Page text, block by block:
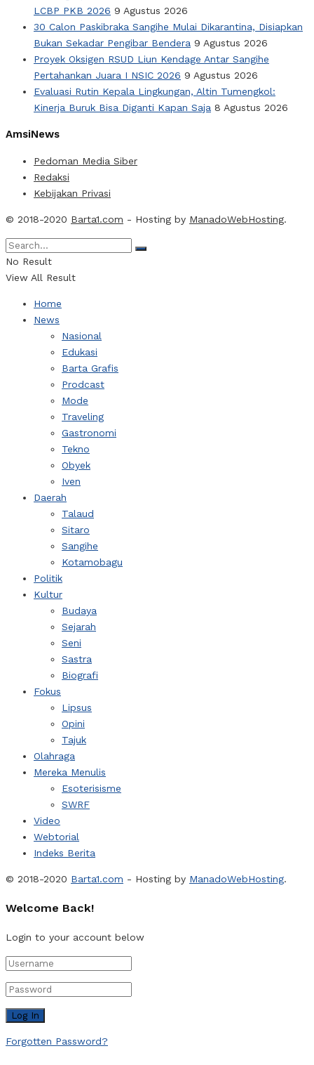
LCBP PKB 2026 9 Agustus 2026
30 Calon Paskibraka Sangihe Mulai Dikarantina, Disiapkan
Bukan Sekadar Pengibar Bendera 9 Agustus 2026
Proyek Oksigen RSUD Liun Kendage Antar Sangihe
Pertahankan Juara I NSIC 2026 9 Agustus 2026
Evaluasi Rutin Kepala Lingkungan, Altin Tumengkol:
Kinerja Buruk Bisa Diganti Kapan Saja 8 Agustus 2026
AmsiNews
Pedoman Media Siber
Redaksi
Kebijakan Privasi
© 2018-2020 Barta1.com - Hosting by ManadoWebHosting.
No Result
View All Result
Home
News
Nasional
Edukasi
Barta Grafis
Prodcast
Mode
Traveling
Gastronomi
Tekno
Obyek
Iven
Daerah
Talaud
Sitaro
Sangihe
Kotamobagu
Politik
Kultur
Budaya
Sejarah
Seni
Sastra
Biografi
Fokus
Lipsus
Opini
Tajuk
Olahraga
Mereka Menulis
Esoterisisme
SWRF
Video
Webtorial
Indeks Berita
© 2018-2020 Barta1.com - Hosting by ManadoWebHosting.
Welcome Back!
Login to your account below
Forgotten Password?